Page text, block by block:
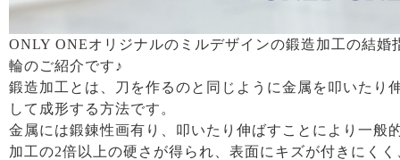
ONLY ONEオリジナルのミルデザインの鍛造加工の結婚
輪のご紹介です♪
鍛造加工とは、刀を作るのと同じように金属を叩いたり
して成形する方法です。
金属には鍛錬性画有り、叩いたり伸ばすことにより一般
加工の2倍以上の硬さが得られ、表面にキズが付きにくく